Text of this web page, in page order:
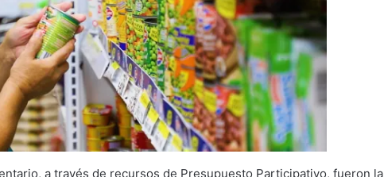
a través de recursos de Presupuesto Participativo, fueron la